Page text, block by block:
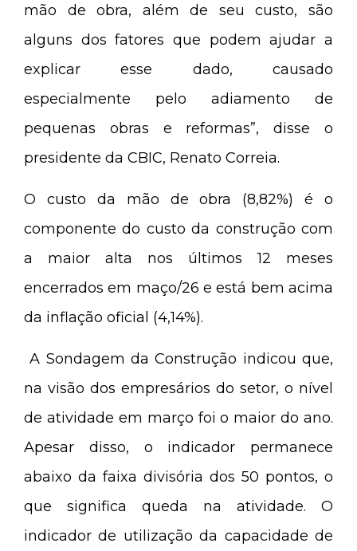
mão de obra, além de seu custo, são
alguns dos fatores que podem ajudar a
explicar esse dado, causado
especialmente pelo adiamento de
pequenas obras e reformas”, disse o
presidente da CBIC, Renato Correia.
O custo da mão de obra (8,82%) é o
componente do custo da construção com
a maior alta nos últimos 12 meses
encerrados em maço/26 e está bem acima
da inflação oficial (4,14%).
A Sondagem da Construção indicou que,
na visão dos empresários do setor, o nível
de atividade em março foi o maior do ano.
Apesar disso, o indicador permanece
abaixo da faixa divisória dos 50 pontos, o
que significa queda na atividade. O
indicador de utilização da capacidade de